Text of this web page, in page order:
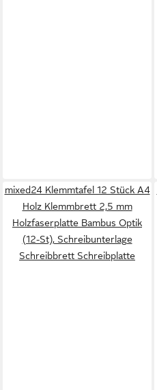
mixed24 Klemmtafel 12 Stück A4
Holz Klemmbrett 2,5 mm
Holzfaserplatte Bambus Optik
(12-St), Schreibunterlage
Schreibbrett Schreibplatte